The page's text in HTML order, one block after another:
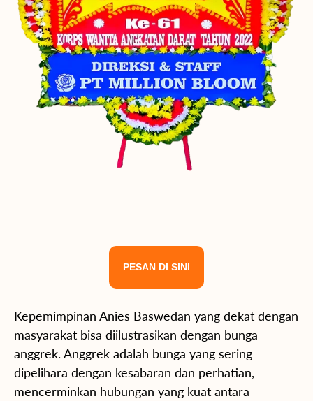
PESAN DI SINI
Kepemimpinan Anies Baswedan yang dekat dengan
masyarakat bisa diilustrasikan dengan bunga
anggrek. Anggrek adalah bunga yang sering
dipelihara dengan kesabaran dan perhatian,
mencerminkan hubungan yang kuat antara